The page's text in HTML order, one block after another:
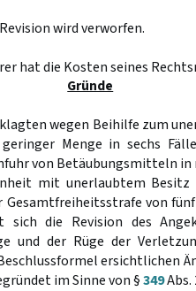
wird verworfen.
hat die Kosten seines
Gründe
wegen Beihilfe zum
Menge in sechs
von Betäubungsmitteln in
mit unerlaubtem
von
sich die Revision des
und der Rüge der
ersichtlichen
im Sinne von §349Abs.